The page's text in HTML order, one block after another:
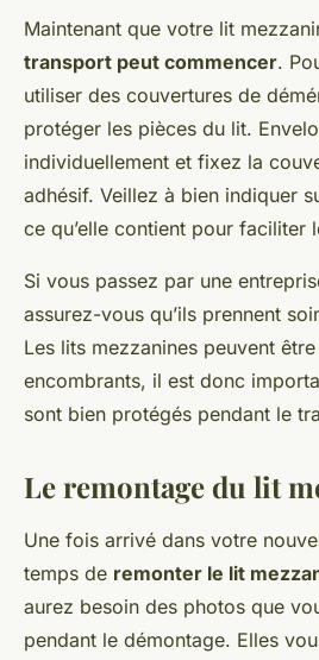
Maintenant que votre lit
transport peut commencer.
utiliser des couvertures de
protéger les pièces du lit.
individuellement et fixez la
adhésif. Veillez à bien indiquer
ce qu’elle contient pour faciliter
Si vous passez par une
assurez-vous qu’ils prennent
Les lits mezzanines peuvent
encombrants, il est donc
sont bien protégés pendant le
Le remontage du lit
Une fois arrivé dans votre
temps de remonter le lit
aurez besoin des photos que
pendant le démontage. Elles